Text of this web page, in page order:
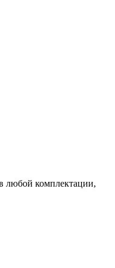
любой комплектации,